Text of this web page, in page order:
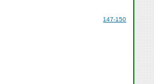
147-150